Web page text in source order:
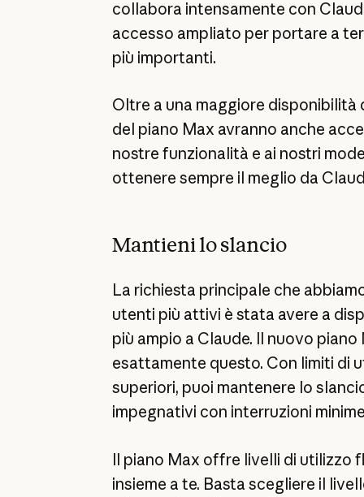
collabora intensamente con
accesso ampliato per portare a
più importanti.
Oltre a una maggiore disponibilità
del piano Max avranno anche
nostre funzionalità e ai nostri
ottenere sempre il meglio da
Mantieni lo slancio
La richiesta principale che
utenti più attivi è stata avere a
più ampio a Claude. Il nuovo
esattamente questo. Con limiti di
superiori, puoi mantenere lo
impegnativi con interruzioni
Il piano Max offre livelli di utilizzo
insieme a te. Basta scegliere il